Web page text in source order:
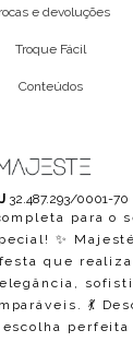
e devoluções
Troque Fácil
Conteúdos
32.487.293/0001-70
para o
✨
que
💃
escolha